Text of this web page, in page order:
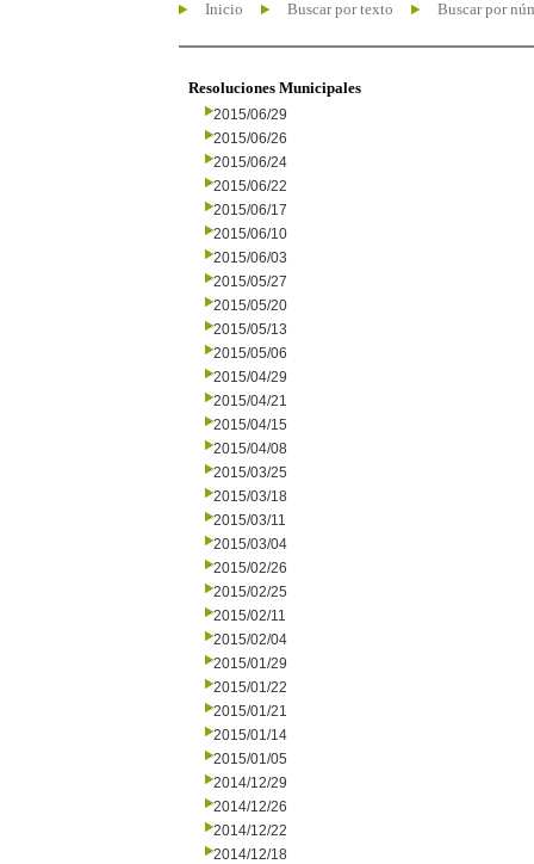
Inicio Buscar por texto Buscar por
Resoluciones Municipales
2015/06/29
2015/06/26
2015/06/24
2015/06/22
2015/06/17
2015/06/10
2015/06/03
2015/05/27
2015/05/20
2015/05/13
2015/05/06
2015/04/29
2015/04/21
2015/04/15
2015/04/08
2015/03/25
2015/03/18
2015/03/11
2015/03/04
2015/02/26
2015/02/25
2015/02/11
2015/02/04
2015/01/29
2015/01/22
2015/01/21
2015/01/14
2015/01/05
2014/12/29
2014/12/26
2014/12/22
2014/12/18